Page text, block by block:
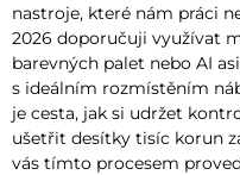
nastroje, které nám práci
2026 doporučuji využívat
barevných palet nebo AI
s ideálním rozmístěním
je cesta, jak si udržet
ušetřit desítky tisíc korun
vás tímto procesem